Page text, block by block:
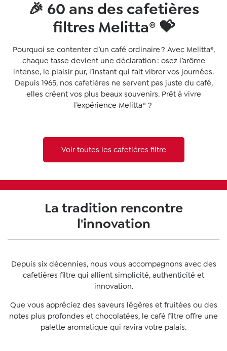
🎉 60 ans des cafetières
filtres Melitta® 💝️
Pourquoi se contenter d’un café ordinaire ? Avec Melitta®,
chaque tasse devient une déclaration : osez l’arôme
intense, le plaisir pur, l’instant qui fait vibrer vos journées.
Depuis 1965, nos cafetières ne servent pas juste du café,
elles créent vos plus beaux souvenirs. Prêt à vivre
l’expérience Melitta® ?
Voir toutes les cafetières filtre
La tradition rencontre
l'innovation
Depuis six décennies, nous vous accompagnons avec des
cafetières filtre qui allient simplicité, authenticité et
innovation.
Que vous appréciez des saveurs légères et fruitées ou des
notes plus profondes et chocolatées, le café filtre offre une
palette aromatique qui ravira votre palais.